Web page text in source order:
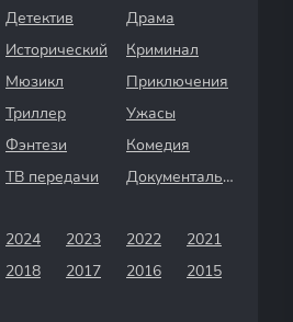
Детектив
Драма
Исторический
Криминал
Мюзикл
Приключения
Триллер
Ужасы
Фэнтези
Комедия
ТВ передачи Документальный
2024 2023 2022
2021
2018 2017 2016 2015